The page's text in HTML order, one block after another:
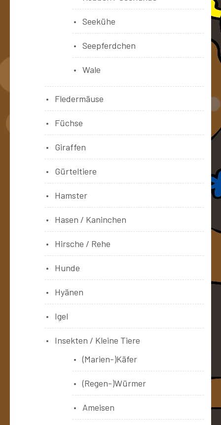
Seekühe
Seepferdchen
Wale
Fledermäuse
Füchse
Giraffen
Gürteltiere
Hamster
Hasen / Kaninchen
Hirsche / Rehe
Hunde
Hyänen
Igel
Insekten / Kleine Tiere
(Marien-)Käfer
(Regen-)Würmer
Ameisen